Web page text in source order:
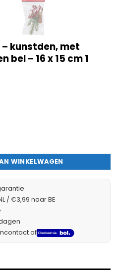
kunstden, met
bel – 16 x 15 cm 1
met dennenappel, gouden bel -
WINKELWAGEN
/ €3,99 naar BE
of